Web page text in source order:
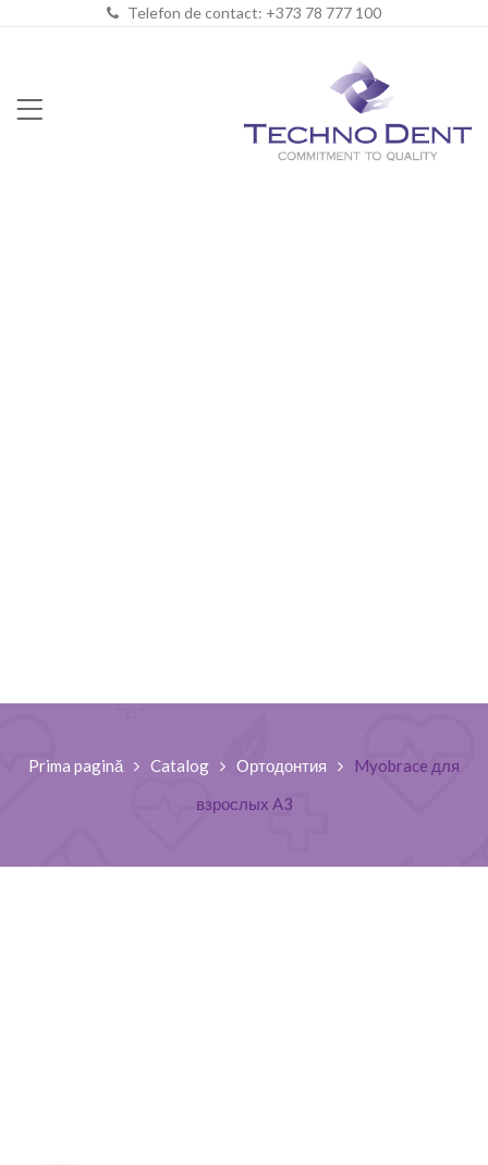
Telefon de contact: +373 78 777 100
Prima pagină Catalog Ортодонтия
Myobrace для
взрослых A3